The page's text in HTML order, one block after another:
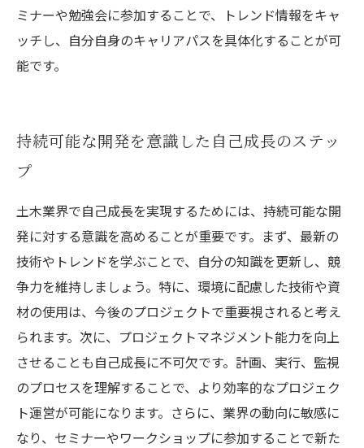
ミナーや勉強会に参加することで、トレンド情報をキャ
ッチし、自分自身のキャリアパスを具体化することが可
能です。
持続可能な開発を意識した自己成長のステッ
プ
土木業界で自己成長を実現するためには、持続可能な開
発に対する意識を高めることが重要です。まず、最新の
技術やトレンドを学ぶことで、自分の知識を更新し、競
争力を維持しましょう。特に、環境に配慮した技術や資
材の使用は、今後のプロジェクトで重要視されると考え
られます。次に、プロジェクトマネジメント能力を向上
させることも自己成長に不可欠です。計画、実行、監視
のプロセスを理解することで、より効率的なプロジェク
ト運営が可能になります。さらに、業界の動向に敏感に
なり、セミナーやワークショップに参加することで新た